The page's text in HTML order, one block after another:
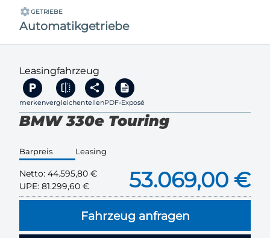
GETRIEBE
Automatikgetriebe
Leasingfahrzeug
merkenvergleichenteilenPDF-Exposé
BMW 330e Touring
Barpreis Leasing
Netto: 44.595,80 €
UPE: 81.299,60 € 53.069,00 €
Fahrzeug anfragen